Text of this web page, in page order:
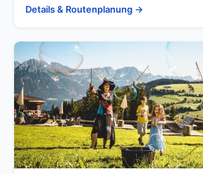
Details & Routenplanung →